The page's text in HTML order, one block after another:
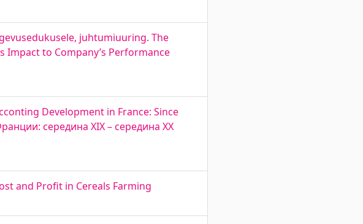
juhtumiuuring. The
to Company’s Performance
Development in France: Since
середина ХIX – середина XX
and Profit in Cereals Farming